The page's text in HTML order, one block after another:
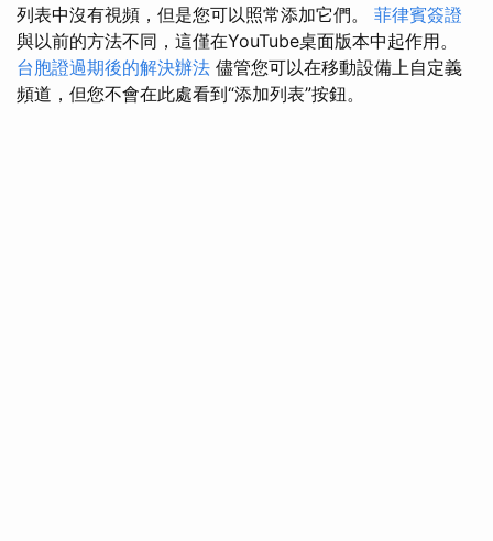
列表中沒有視頻，但是您可以照常添加它們。 菲律賓簽證
與以前的方法不同，這僅在YouTube桌面版本中起作用。
台胞證過期後的解決辦法 儘管您可以在移動設備上自定義
頻道，但您不會在此處看到“添加列表”按鈕。